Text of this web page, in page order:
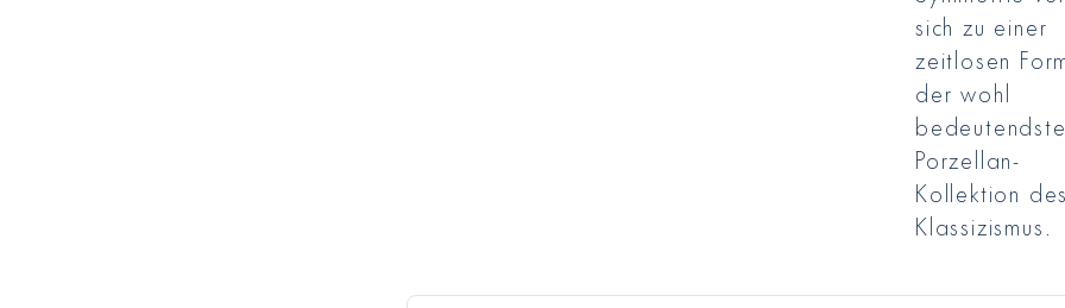
sich zu einer
zeitlosen
der wohl
Porzellan-
Kollektion des
Klassizismus.